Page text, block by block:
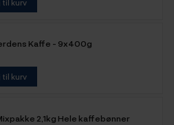
kurv
Kaffe - 9x400g
kurv
2,1kg Hele kaffebønner